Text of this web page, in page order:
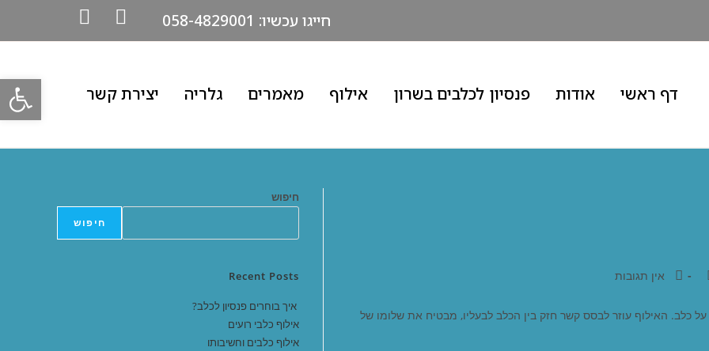
חייגו עכשיו: 058-4829001
דף ראשי אודות פנסיון לכלבים בשרון אילוף מאמרים גלריה יצירת קשר
אין תגובות
כלב. האילוף עוזר לבסס קשר חזק בין הכלב לבעליו, מבטיח את שלומו של
חיפוש
חיפוש
Recent Posts
איך בוחרים פנסיון לכלב?
אילוף כלבי רועים
אילוף כלבים וחשיבותו